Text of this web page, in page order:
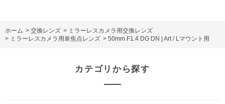
ホーム > 交換レンズ > ミラーレスカメラ用交換レンズ
> ミラーレスカメラ用単焦点レンズ > 50mm F1.4 DG DN | Art / Lマウント用
カテゴリから探す